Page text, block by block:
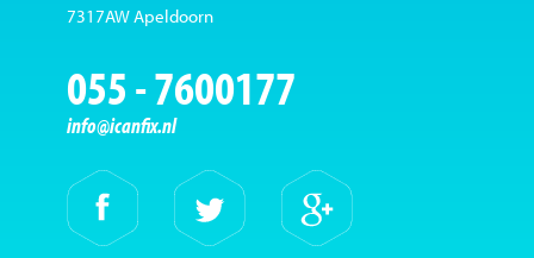
7317AW Apeldoorn
055 - 7600177
info@icanfix.nl